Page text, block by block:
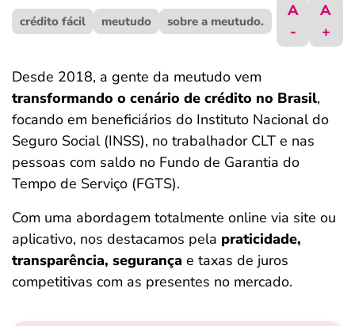
ferramentas
crédito fácil meutudo sobre a meutudo.
A
-
A
+
Desde 2018, a gente da meutudo vem
transformando o cenário de crédito no Brasil,
focando em beneficiários do Instituto Nacional do
Seguro Social (INSS), no trabalhador CLT e nas
pessoas com saldo no Fundo de Garantia do
Tempo de Serviço (FGTS).
Com uma abordagem totalmente online via site ou
aplicativo, nos destacamos pela praticidade,
transparência, segurança e taxas de juros
competitivas com as presentes no mercado.